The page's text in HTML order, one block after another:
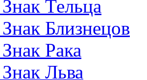
Тельца
Близнецов
Рака
Льва